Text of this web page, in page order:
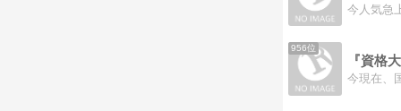
956位
『資格